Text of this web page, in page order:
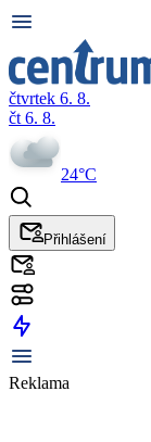
čtvrtek 6. 8.
čt 6. 8.
24°C
Přihlášení
Reklama